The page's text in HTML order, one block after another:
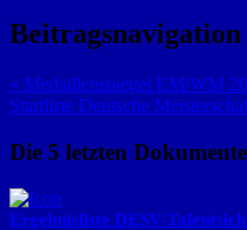
Beitragsnavigation
« Medaillenspiegel EM/WM
Startliste Deutsche
Die 5 letzten
Ergebnisliste DESV-